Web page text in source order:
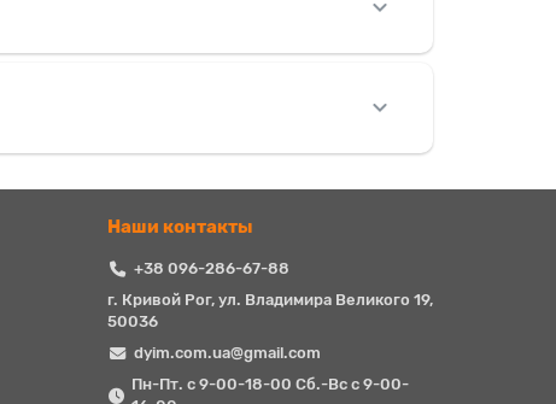
Наши контакты
+38 096-286-67-88
г. Кривой Рог, ул. Владимира Великого 19,
50036
dyim.com.ua@gmail.com
Пн-Пт. с 9-00-18-00 Сб.-Вс с 9-00-